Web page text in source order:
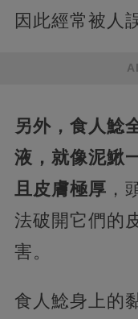
因此經常被人
另外，食人鯰
液，就像泥鰍
且皮膚極厚 ，
法破開它們的
害。
食人鯰身上的